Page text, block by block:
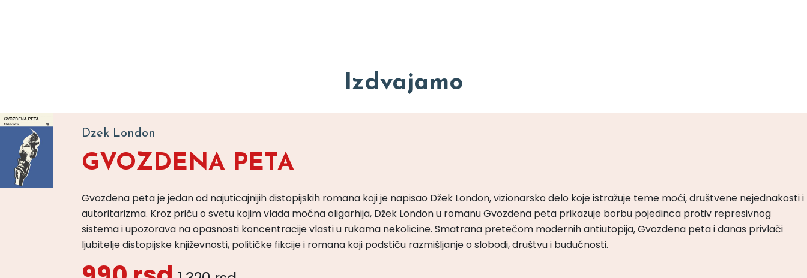
Izdvajamo
Dzek London
GVOZDENA PETA
Gvozdena peta je jedan od najuticajnijih distopijskih romana koji je napisao Džek London, vizionarsko delo koje istražuje teme moći, društvene nejednakosti i
autoritarizma. Kroz priču o svetu kojim vlada moćna oligarhija, Džek London u romanu Gvozdena peta prikazuje borbu pojedinca protiv represivnog
sistema i upozorava na opasnosti koncentracije vlasti u rukama nekolicine. Smatrana pretečom modernih antiutopija, Gvozdena peta i danas privlači
ljubitelje distopijske književnosti, političke fikcije i romana koji podstiču razmišljanje o slobodi, društvu i budućnosti.